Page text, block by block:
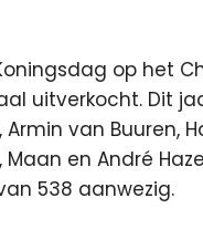
op het
uitverkocht. Dit
van Buuren,
Maan en André
538 aanwezig.